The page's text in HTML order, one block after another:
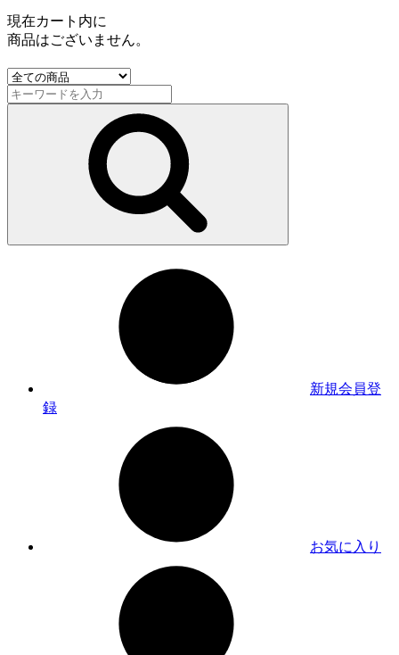
現在カート内に
商品はございません。
新規会員登
録
お気に入り